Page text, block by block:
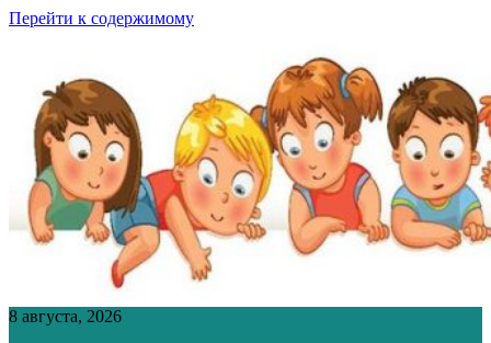
Перейти к содержимому
8 августа, 2026